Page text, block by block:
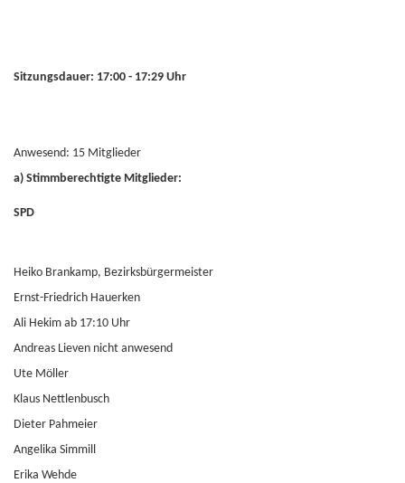
Sitzungsdauer: 17:00 - 17:29 Uhr
Anwesend: 15 Mitglieder
a) Stimmberechtigte Mitglieder:
SPD
Heiko Brankamp, Bezirksbürgermeister
Ernst-Friedrich Hauerken
Ali Hekim ab 17:10 Uhr
Andreas Lieven nicht anwesend
Ute Möller
Klaus Nettlenbusch
Dieter Pahmeier
Angelika Simmill
Erika Wehde